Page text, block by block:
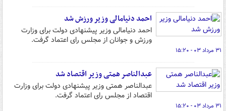
احمد دنیامالی وزیر ورزش شد
احمد دنیامالی وزیر پیشنهادی دولت برای وزارت
ورزش و جوانان از مجلس رای اعتماد گرفت.
۳۱ مرداد ۰۳ - ۱۵:۲۰
عبدالناصر همتی وزیر اقتصاد شد
عبدالناصر همتی وزیر پیشنهادی دولت برای وزارت
اقتصاد از مجلس رای اعتماد گرفت.
۳۱ مرداد ۰۳ - ۱۵:۲۰